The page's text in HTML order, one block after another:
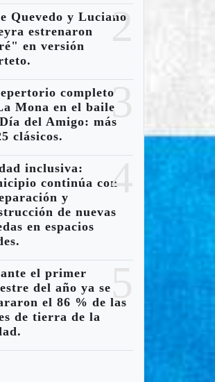
El esperado
reencuentro:
Marcos Bainotti
cantó con La
Mona en Forja.
2
Quevedo y Luciano
estrenaron
en versión
3
completo
Mona en el baile
del Amigo: más
clásicos.
4
inclusiva:
continúa con
y
de nuevas
en espacios
el primer
del año ya se
el 86 % de las
de tierra de la